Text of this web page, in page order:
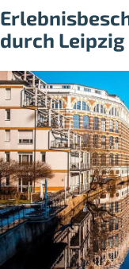
durch Leipzig